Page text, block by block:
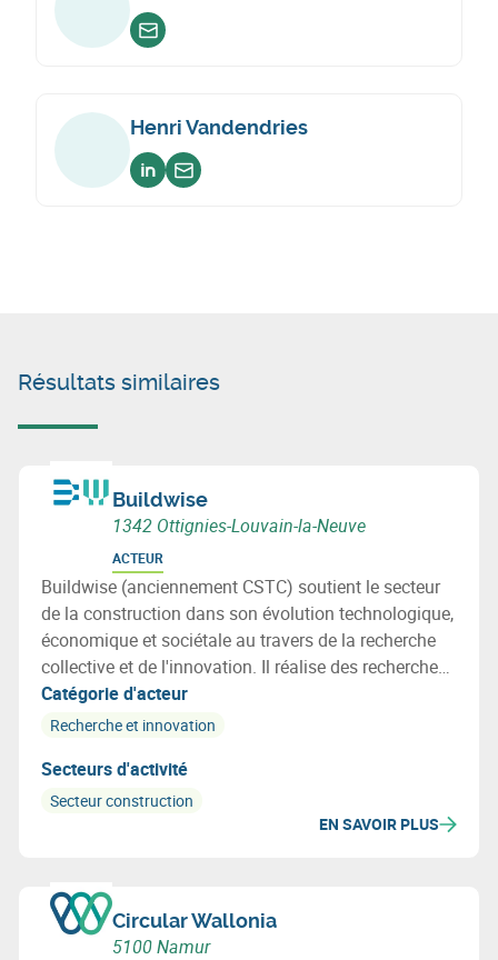
Envoyer un email
Henri Vandendries
Voir sur linkedin
Envoyer un email
Résultats similaires
Buildwise
1342 Ottignies-Louvain-la-Neuve
ACTEUR
Buildwise (anciennement CSTC) soutient le secteur
de la construction dans son évolution technologique,
économique et sociétale au travers de la recherche
collective et de l'innovation. Il réalise des recherches
au profit de ses membres et leur fournit informations,
assistance et conseils techniques.
Catégorie d'acteur
Recherche et innovation
Secteurs d'activité
Secteur construction
EN SAVOIR PLUS
Circular Wallonia
5100 Namur